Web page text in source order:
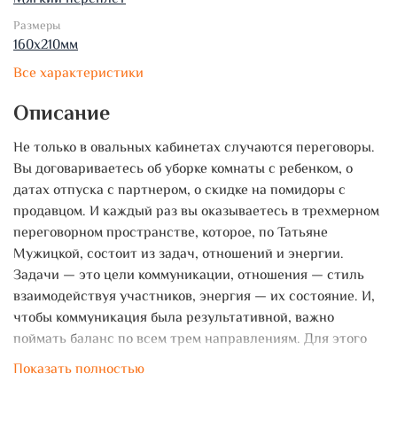
Размеры
160х210мм
Все характеристики
Описание
Не только в овальных кабинетах случаются переговоры.
Вы договариваетесь об уборке комнаты с ребенком, о
датах отпуска с партнером, о скидке на помидоры с
продавцом. И каждый раз вы оказываетесь в трехмерном
переговорном пространстве, которое, по Татьяне
Мужицкой, состоит из задач, отношений и энергии.
Задачи — это цели коммуникации, отношения — стиль
взаимодействуя участников, энергия — их состояние. И,
чтобы коммуникация была результативной, важно
поймать баланс по всем трем направлениям. Для этого
автор предлагает простую поэтапную технологию.
Показать полностью